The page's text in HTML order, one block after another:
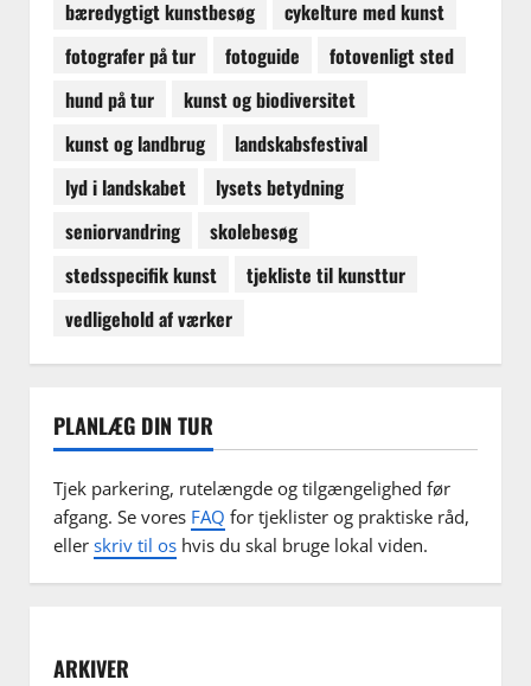
bæredygtigt kunstbesøg
cykelture med kunst
fotografer på tur
fotoguide
fotovenligt sted
hund på tur
kunst og biodiversitet
kunst og landbrug
landskabsfestival
lyd i landskabet
lysets betydning
seniorvandring
skolebesøg
stedsspecifik kunst
tjekliste til kunsttur
vedligehold af værker
PLANLÆG DIN TUR
Tjek parkering, rutelængde og tilgængelighed før
afgang. Se vores FAQ for tjeklister og praktiske råd,
eller skriv til os hvis du skal bruge lokal viden.
ARKIVER